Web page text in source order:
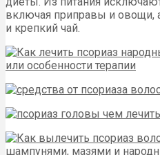
включая приправы и овощи,
и крепкий чай.